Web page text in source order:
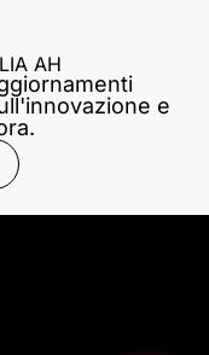
AH
e